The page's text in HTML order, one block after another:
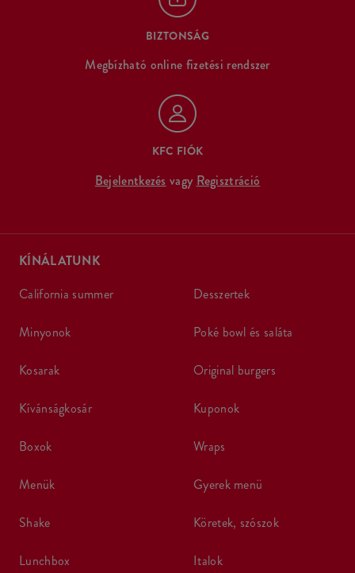
BIZTONSÁG
Megbízható online fizetési rendszer
KFC FIÓK
Bejelentkezés vagy Regisztráció
KÍNÁLATUNK
california summer
minyonok
kosarak
kívánságkosár
boxok
menük
shake
lunchbox
desszertek
poké bowl és saláta
original burgers
kuponok
wraps
gyerek menü
köretek, szószok
italok